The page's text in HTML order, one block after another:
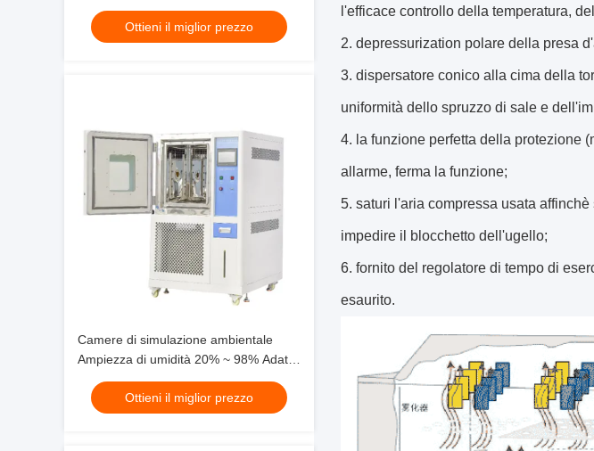
Alta precisione per le prove di
affidabilitàOttieni il miglior prezzo
Camere di simulazione ambientale
Ampiezza di umidità 20% ~ 98% Adatta
a fini di prova e di ricerca
Ottieni il miglior prezzo
l'efficace controllo della temperatura,
2. depressurization polare della presa
3. dispersatore conico alla cima della
uniformità dello spruzzo di sale e
4. la funzione perfetta della protezione
allarme, ferma la funzione;
5. saturi l'aria compressa usata
impedire il blocchetto dell'ugello;
6. fornito del regolatore di tempo di
esaurito.